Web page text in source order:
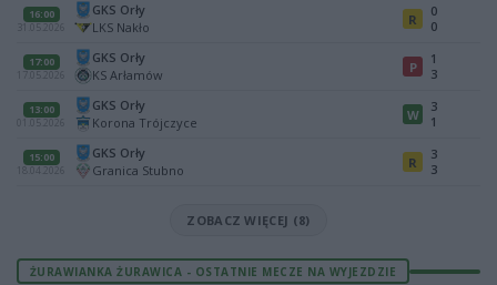
16:00
31.05.2026
GKS Orły
LKS Nakło
R
0
0
17:00
17.05.2026
GKS Orły
KS Arłamów
P
1
3
13:00
01.05.2026
GKS Orły
Korona Trójczyce
W
3
1
15:00
18.04.2026
GKS Orły
Granica Stubno
R
3
3
ZOBACZ WIĘCEJ (8)
ŻURAWIANKA ŻURAWICA - OSTATNIE MECZE NA WYJEZDZIE